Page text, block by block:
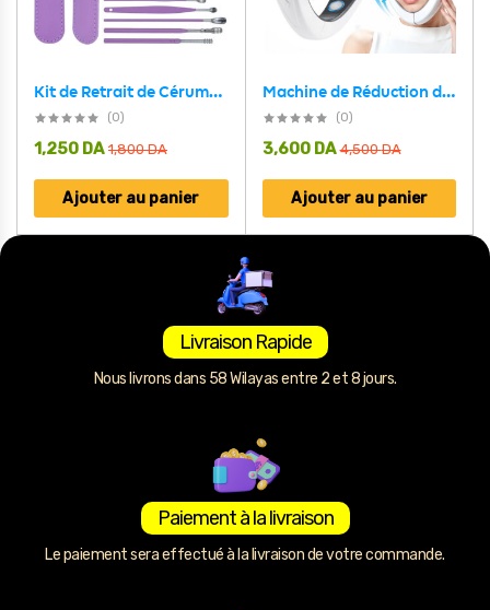
Kit de Retrait de Cérumen pour Oreilles 6 pièces – طقم تنظيف الأذن
(0)
1,800DA
1,250 DA
Ajouter au panier
Machine de Réduction de Double Menton Avec 6 Modes Et 12 Niveaux D’intensité – جهاز تنحيف الوجه
(0)
4,500DA
3,600 DA
Ajouter au panier
Livraison Rapide
Nous livrons dans 58 Wilayas entre 2 et 8 jours.
Paiement à la livraison
Le paiement sera effectué à la livraison de votre commande.